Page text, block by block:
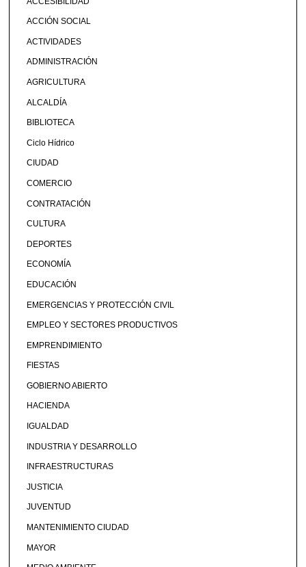
ACCIÓN SOCIAL
ACTIVIDADES
ADMINISTRACIÓN
AGRICULTURA
ALCALDÍA
BIBLIOTECA
Ciclo Hídrico
CIUDAD
COMERCIO
CONTRATACIÓN
CULTURA
DEPORTES
ECONOMÍA
EDUCACIÓN
EMERGENCIAS Y PROTECCIÓN CIVIL
EMPLEO Y SECTORES PRODUCTIVOS
EMPRENDIMIENTO
FIESTAS
GOBIERNO ABIERTO
HACIENDA
IGUALDAD
INDUSTRIA Y DESARROLLO
INFRAESTRUCTURAS
JUSTICIA
JUVENTUD
MANTENIMIENTO CIUDAD
MAYOR